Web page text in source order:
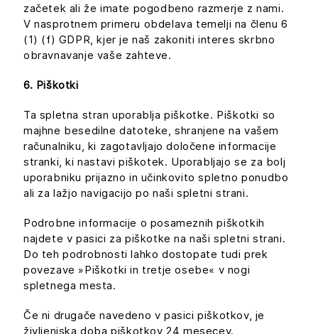
začetek ali že imate pogodbeno razmerje z nami.
V nasprotnem primeru obdelava temelji na členu 6
(1) (f) GDPR, kjer je naš zakoniti interes skrbno
obravnavanje vaše zahteve.
6. Piškotki
Ta spletna stran uporablja piškotke. Piškotki so
majhne besedilne datoteke, shranjene na vašem
računalniku, ki zagotavljajo določene informacije
stranki, ki nastavi piškotek. Uporabljajo se za bolj
uporabniku prijazno in učinkovito spletno ponudbo
ali za lažjo navigacijo po naši spletni strani.
Podrobne informacije o posameznih piškotkih
najdete v pasici za piškotke na naši spletni strani.
Do teh podrobnosti lahko dostopate tudi prek
povezave »Piškotki in tretje osebe« v nogi
spletnega mesta.
Če ni drugače navedeno v pasici piškotkov, je
življenjska doba piškotkov 24 mesecev.